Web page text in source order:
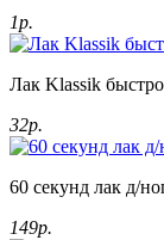
1р.
Лак Klassik
32р.
60 секунд лак д/
149р.